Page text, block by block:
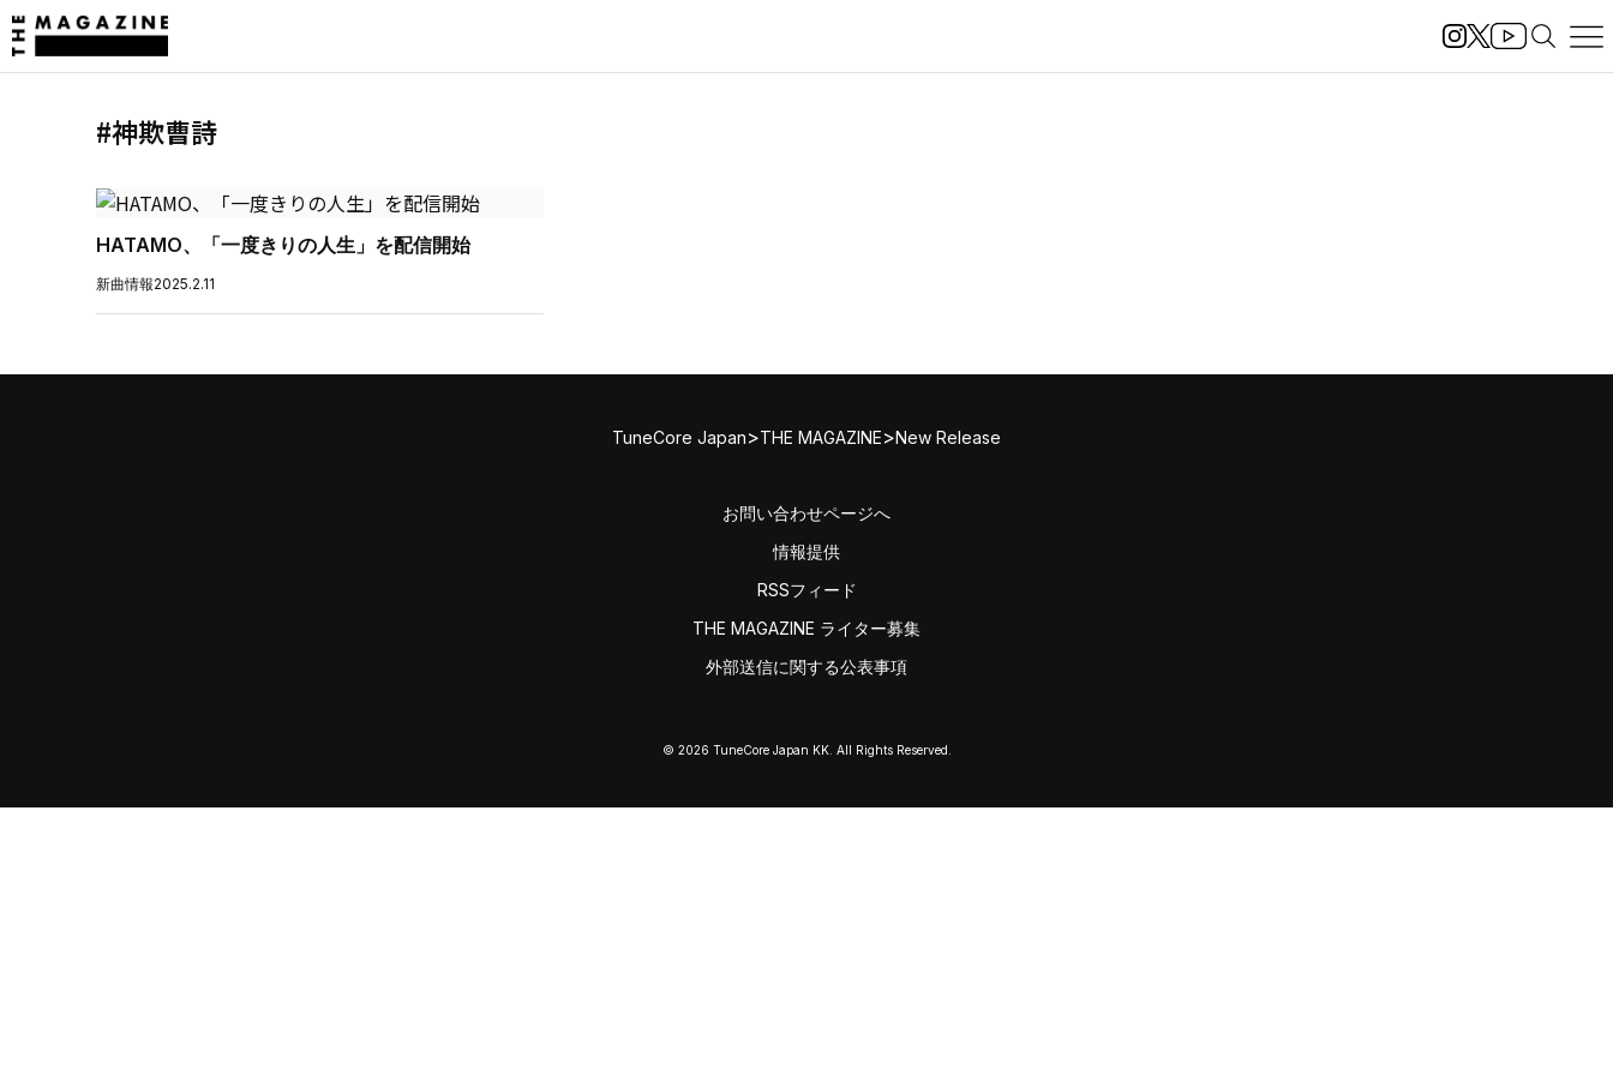
#神欺曹詩
HATAMO、「一度きりの人生」を配信開始
新曲情報2025.2.11
TuneCore Japan>THE MAGAZINE>New Release
お問い合わせページへ
情報提供
RSSフィード
THE MAGAZINE ライター募集
外部送信に関する公表事項
© 2026 TuneCore Japan KK. All Rights Reserved.